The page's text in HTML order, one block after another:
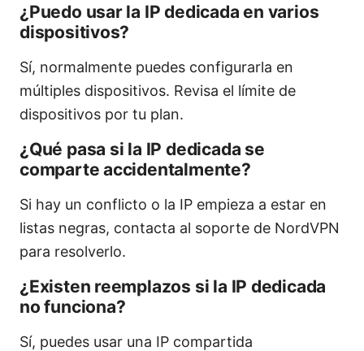
¿Puedo usar la IP dedicada en varios
dispositivos?
Sí, normalmente puedes configurarla en
múltiples dispositivos. Revisa el límite de
dispositivos por tu plan.
¿Qué pasa si la IP dedicada se
comparte accidentalmente?
Si hay un conflicto o la IP empieza a estar en
listas negras, contacta al soporte de NordVPN
para resolverlo.
¿Existen reemplazos si la IP dedicada
no funciona?
Sí, puedes usar una IP compartida